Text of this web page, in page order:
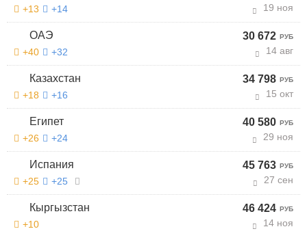
+13 +14 19 ноя
ОАЭ 30 672 РУБ
+40 +32 14 авг
Казахстан 34 798 РУБ
+18 +16 15 окт
Египет 40 580 РУБ
+26 +24 29 ноя
Испания 45 763 РУБ
+25 +25 27 сен
Кыргызстан 46 424 РУБ
+10 14 ноя